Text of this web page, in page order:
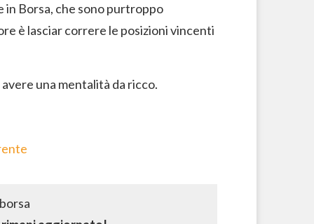
Borsa, che sono purtroppo
è lasciar correre le posizioni vincenti
una mentalità da ricco.